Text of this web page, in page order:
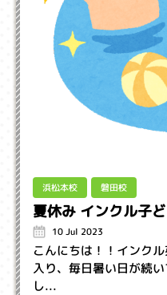
浜松本校 磐田校
夏休み インクル子
10 Jul 2023
こんにちは！！インク
入り、毎日暑い日が続
し...